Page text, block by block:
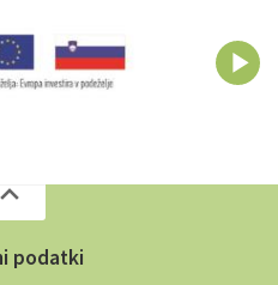
podatki